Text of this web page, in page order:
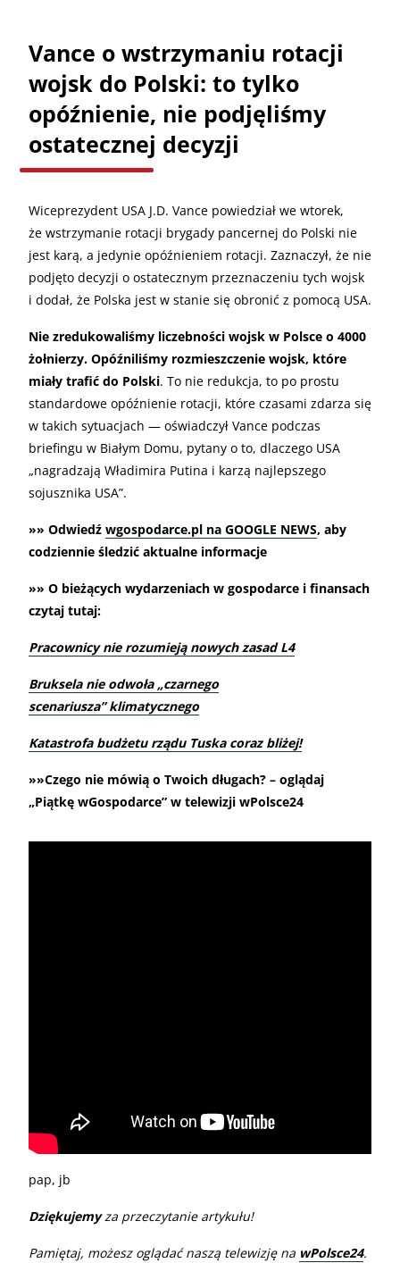
Vance o wstrzymaniu rotacji
wojsk do Polski: to tylko
opóźnienie, nie podjęliśmy
ostatecznej decyzji
Wiceprezydent USA J.D. Vance powiedział we wtorek,
że wstrzymanie rotacji brygady pancernej do Polski nie
jest karą, a jedynie opóźnieniem rotacji. Zaznaczył, że nie
podjęto decyzji o ostatecznym przeznaczeniu tych wojsk
i dodał, że Polska jest w stanie się obronić z pomocą USA.
Nie zredukowaliśmy liczebności wojsk w Polsce o 4000
żołnierzy. Opóźniliśmy rozmieszczenie wojsk, które
miały trafić do Polski. To nie redukcja, to po prostu
standardowe opóźnienie rotacji, które czasami zdarza się
w takich sytuacjach — oświadczył Vance podczas
briefingu w Białym Domu, pytany o to, dlaczego USA
„nagradzają Władimira Putina i karzą najlepszego
sojusznika USA”.
»» Odwiedź wgospodarce.pl na GOOGLE NEWS, aby
codziennie śledzić aktualne informacje
»» O bieżących wydarzeniach w gospodarce i finansach
czytaj tutaj:
Pracownicy nie rozumieją nowych zasad L4
Bruksela nie odwoła „czarnego
scenariusza” klimatycznego
Katastrofa budżetu rządu Tuska coraz bliżej!
»»Czego nie mówią o Twoich długach? – oglądaj
„Piątkę wGospodarce” w telewizji wPolsce24
pap, jb
Dziękujemyza przeczytanie artykułu!
Pamiętaj, możesz oglądać naszą telewizję na wPolsce24.